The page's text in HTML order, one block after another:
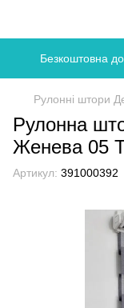
Безкоштовна
Рулонні штори
Рулонна
Женева 05
Артикул: 391000392